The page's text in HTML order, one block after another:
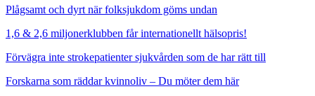
Plågsamt och dyrt när folksjukdom göms undan
1,6 & 2,6 miljonerklubben får internationellt hälsopris!
Förvägra inte strokepatienter sjukvården som de har rätt till
Forskarna som räddar kvinnoliv – Du möter dem här